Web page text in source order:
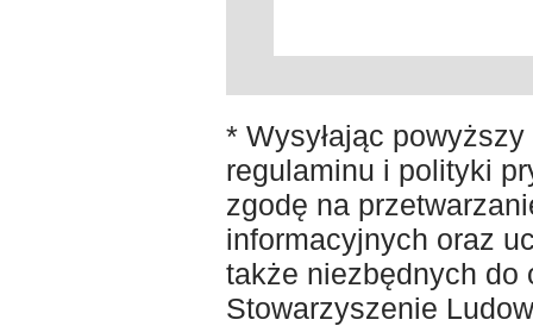
* Wysyłając
regulaminu i polityki
zgodę na
informacyjnych oraz
także niezbędnych do
Stowarzyszenie